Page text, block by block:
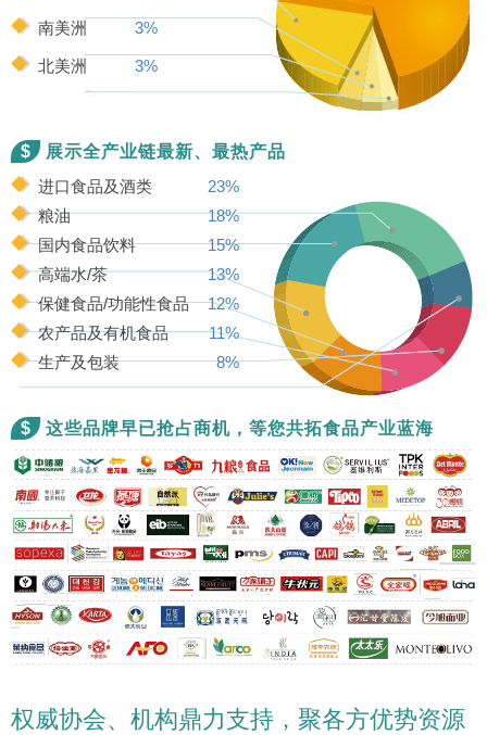
南美洲 3%
北美洲 3%
$
展示全产业链最新、最热产品
进口食品及酒类
23%
粮油
18%
国内食品饮料
15%
高端水/茶
13%
保健食品/功能性食品
12%
农产品及有机食品
11%
生产及包装
8%
$ 这些品牌早已抢占商机，等您共拓食品产业蓝海
权威协会、机构鼎力支持，聚各方优势资源